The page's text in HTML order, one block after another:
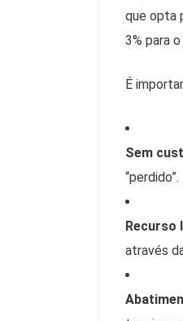
que opta
3% para
É
Sem
“perdido”.
Recurso
através